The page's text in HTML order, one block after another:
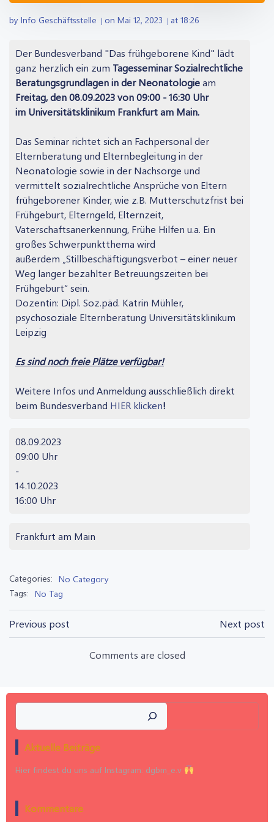
by Info Geschäftsstelle | on Mai 12, 2023 | at 18:26
Der Bundesverband "Das frühgeborene Kind" lädt
ganz herzlich ein zum Tagesseminar Sozialrechtliche
Beratungsgrundlagen in der Neonatologieam
Freitag, den 08.09.2023 von 09:00 - 16:30 Uhr
im Universitätsklinikum Frankfurt am Main.
Das Seminar richtet sich an Fachpersonal der
Elternberatung und Elternbegleitung in der
Neonatologie sowie in der Nachsorge und
vermittelt sozialrechtliche Ansprüche von Eltern
frühgeborener Kinder, wie z.B. Mutterschutzfrist bei
Frühgeburt, Elterngeld, Elternzeit,
Vaterschaftsanerkennung, Frühe Hilfen u.a. Ein
großes Schwerpunktthema wird
außerdem „Stillbeschäftigungsverbot – einer neuer
Weg langer bezahlter Betreuungszeiten bei
Frühgeburt“ sein.
Dozentin: Dipl. Soz.päd. Katrin Mühler,
psychosoziale Elternberatung Universitätsklinikum
Leipzig
Es sind noch freie Plätze verfügbar!
Weitere Infos und Anmeldung ausschließlich direkt
beim Bundesverband HIER klicken!
08.09.2023
09:00 Uhr
-
14.10.2023
16:00 Uhr
Frankfurt am Main
Categories: No Category
Tags: No Tag
Post
navigation
Previous post
navigation
Next post
Comments are closed
Suchen
Aktuelle Beiträge
Hier findest du uns auf Instagram: dgbm_e.v
Kommentare